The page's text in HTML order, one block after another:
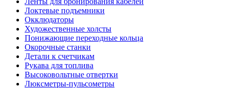
Локтевые подъемники
Окклюдаторы
Художественные холсты
Понижающие переходные кольца
Окорочные станки
Детали к счетчикам
Рукава для топлива
Высоковольтные отвертки
Люксметры-пульсометры